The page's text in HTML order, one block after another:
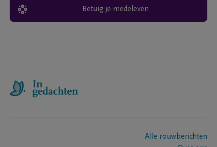
Betuig je medeleven
Alle rouwberichten